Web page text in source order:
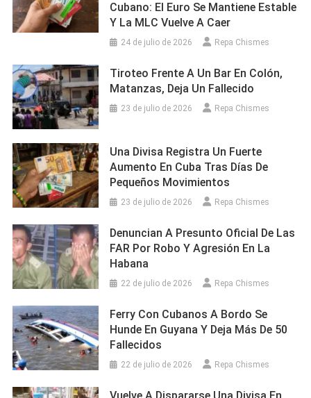
Cubano: El Euro Se Mantiene Estable
Y La MLC Vuelve A Caer
24 de julio de 2026 Repa Chismes
Tiroteo Frente A Un Bar En Colón,
Matanzas, Deja Un Fallecido
23 de julio de 2026 Repa Chismes
Una Divisa Registra Un Fuerte
Aumento En Cuba Tras Días De
Pequeños Movimientos
23 de julio de 2026 Repa Chismes
Denuncian A Presunto Oficial De Las
FAR Por Robo Y Agresión En La
Habana
22 de julio de 2026 Repa Chismes
Ferry Con Cubanos A Bordo Se
Hunde En Guyana Y Deja Más De 50
Fallecidos
22 de julio de 2026 Repa Chismes